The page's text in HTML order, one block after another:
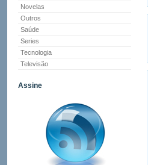
Novelas
Outros
Saúde
Series
Tecnologia
Televisão
Assine